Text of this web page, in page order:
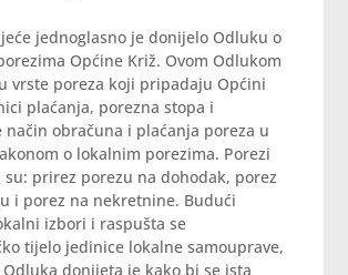
jednoglasno je donijelo Odluku o
Općine Križ. Ovom Odlukom
vrste poreza koji pripadaju Općini
plaćanja, porezna stopa i
način obračuna i plaćanja poreza u
o lokalnim porezima. Porezi
su: prirez porezu na dohodak, porez
i porez na nekretnine. Budući
izbori i raspušta se
tijelo jedinice lokalne samouprave,
donijeta je kako bi se ista